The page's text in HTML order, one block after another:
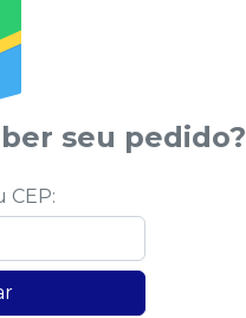
Invicta
seu pedido?
CEP: